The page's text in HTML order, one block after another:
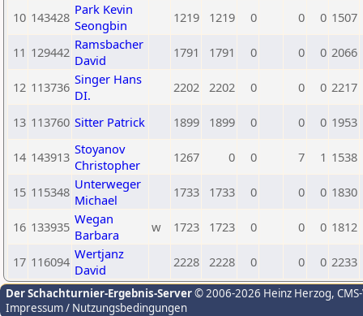
10 143428 Park Kevin
Seongbin
1219 1219 0 0 0 1507
11 129442 Ramsbacher
David
1791 1791 0 0 0 2066
12 113736 Singer Hans
DI.
2202 2202 0 0 0 2217
13 113760 Sitter Patrick 1899 1899 0 0 0 1953
14 143913 Stoyanov
Christopher
1267 0 0 7 1 1538
15 115348 Unterweger
Michael
1733 1733 0 0 0 1830
16 133935 Wegan
Barbara
w 1723 1723 0 0 0 1812
17 116094 Wertjanz
David
2228 2228 0 0 0 2233
Der Schachturnier-Ergebnis-Server© 2006-2026 Heinz Herzog,
Impressum / Nutzungsbedingungen